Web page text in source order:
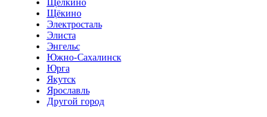
Щелкино
Щёкино
Электросталь
Элиста
Энгельс
Южно-Сахалинск
Юрга
Якутск
Ярославль
Другой город